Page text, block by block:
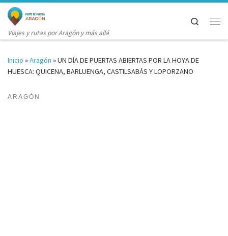
Saltar al contenido
Viajes y rutas por Aragón y más allá
Search
Inicio »Aragón »UN DÍA DE PUERTAS ABIERTAS POR LA HOYA DE
HUESCA: QUICENA, BARLUENGA, CASTILSABÁS Y LOPORZANO
ARAGÓN